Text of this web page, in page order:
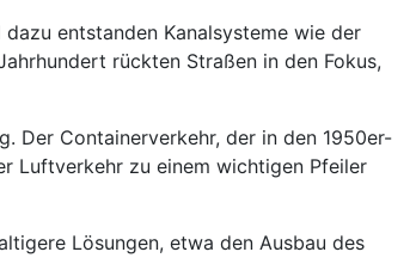
entstanden Kanalsysteme wie der
rückten Straßen in den Fokus,
Der Containerverkehr, der in den 1950er-
Luftverkehr zu einem wichtigen Pfeiler
Lösungen, etwa den Ausbau des